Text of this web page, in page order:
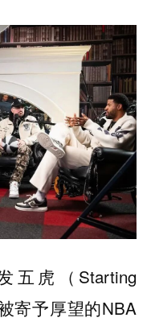
五虎（Starting
寄予厚望的NBA